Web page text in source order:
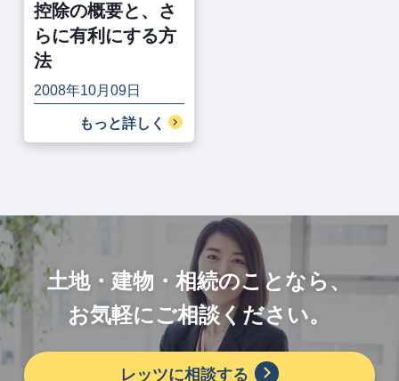
控除の概要と、さ
らに有利にする方
法
2008年10月09日
もっと詳しく
土地・建物・相続のことなら、
お気軽にご相談ください。
レッツに相談する